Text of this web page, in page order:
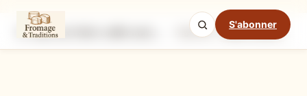
S'abonner
Ingrédients Étapes
Mode cuisine